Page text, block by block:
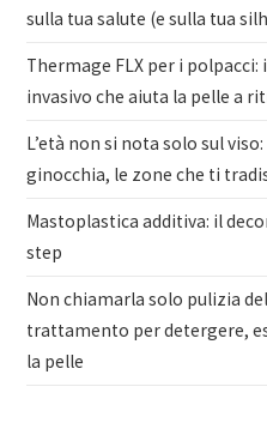
sulla tua salute (e sulla tua
Thermage FLX per i
invasivo che aiuta la pelle a
L’età non si nota solo sul
ginocchia, le zone che ti
Mastoplastica additiva: il
step
Non chiamarla solo pulizia
trattamento per detergere,
la pelle